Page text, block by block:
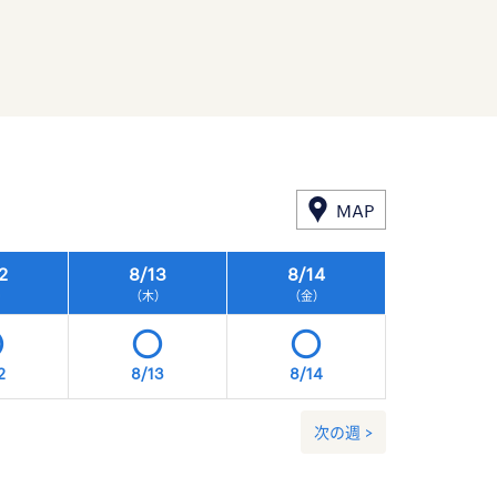
MAP
8/13
（木）
8/14
（金）
8/13 8/14
次の週 >